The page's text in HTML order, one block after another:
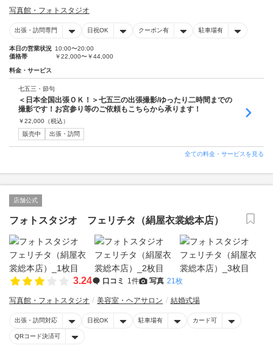
写真館・フォトスタジオ
出張・訪問専門 日祝OK クーポン有 駐車場有
本日の営業状況 10:00〜20:00
価格帯
￥22,000〜￥44,000
料金・サービス
七五三・節句
＜日本全国出張ＯＫ！＞七五三の出張撮影/ゆったり二時間までの
撮影です！お宮参り等のご依頼もこちらから承ります！
￥22,000 （税込）
販売中
出張・訪問
全ての料金・サービスを見る
店舗公式
フォトスタジオ フェリチタ（絹屋衣裳総本店）
3.24 口コミ 1件 写真 21枚
写真館・フォトスタジオ 美容室・ヘアサロン 結婚式場
出張・訪問対応 日祝OK 駐車場有 カード可
QRコード決済可